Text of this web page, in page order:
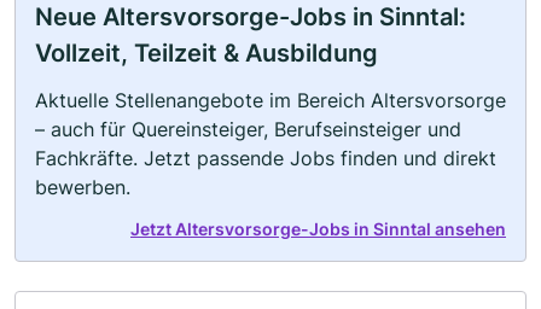
Neue Altersvorsorge-Jobs in Sinntal:
Vollzeit, Teilzeit & Ausbildung
Aktuelle Stellenangebote im Bereich Altersvorsorge
– auch für Quereinsteiger, Berufseinsteiger und
Fachkräfte. Jetzt passende Jobs finden und direkt
bewerben.
Jetzt Altersvorsorge-Jobs in Sinntal ansehen